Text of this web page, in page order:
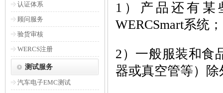
认证体系
顾问服务
验货审核
WERCS注册
测试服务
汽车电子EMC测试
1）产品还有某
WERCSmart系统；
2）一般服装和食
器或真空管等）除